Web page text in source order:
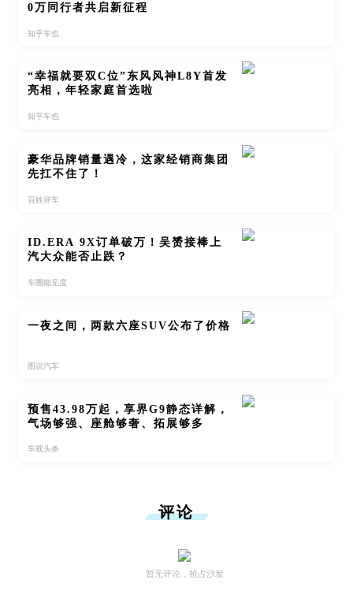
0万同行者共启新征程
知乎车也
“幸福就要双C位”东风风神L8Y首发
亮相，年轻家庭首选啦
知乎车也
豪华品牌销量遇冷，这家经销商集团
先扛不住了！
百姓评车
ID.ERA 9X订单破万！吴赟接棒上
汽大众能否止跌？
车圈能见度
一夜之间，两款六座SUV公布了价格
图说汽车
预售43.98万起，享界G9静态详解，
气场够强、座舱够奢、拓展够多
车视头条
评论
暂无评论，抢占沙发